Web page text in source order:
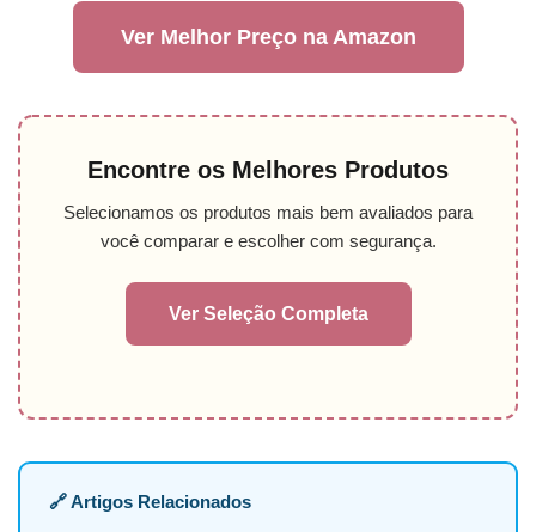
Ver Melhor Preço na Amazon
Encontre os Melhores Produtos
Selecionamos os produtos mais bem avaliados para
você comparar e escolher com segurança.
Ver Seleção Completa
🔗 Artigos Relacionados